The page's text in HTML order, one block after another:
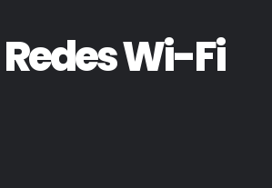
Redes Wi-Fi